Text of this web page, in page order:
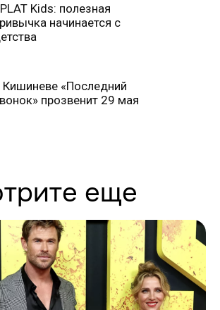
Kids: полезная
начинается с
Кишиневе «Последний
прозвенит 29 мая
еще